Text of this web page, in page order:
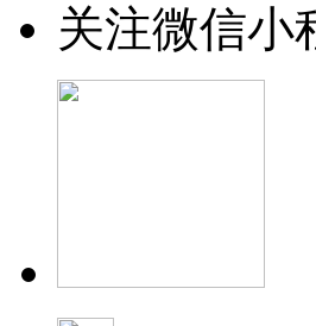
关注微信小